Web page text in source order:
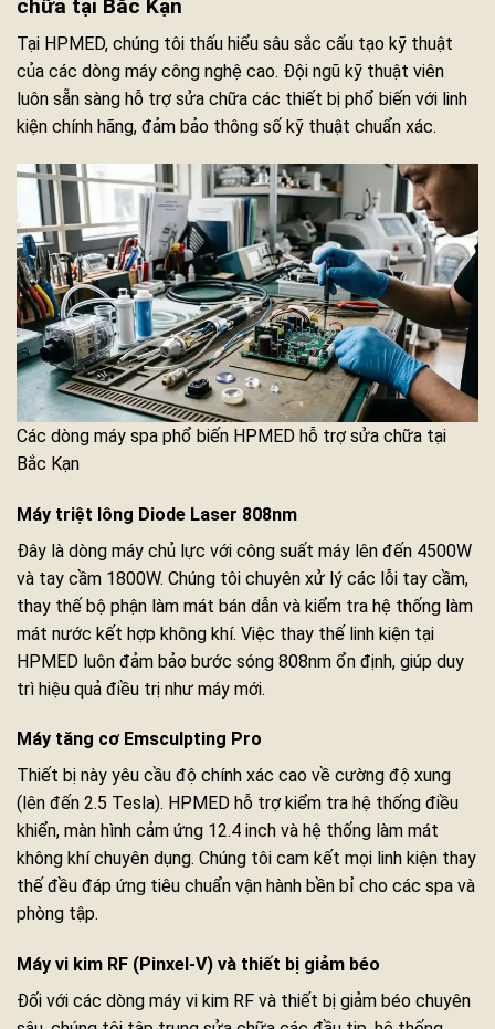
chữa tại Bắc Kạn
Tại HPMED, chúng tôi thấu hiểu sâu sắc cấu tạo kỹ thuật
của các dòng máy công nghệ cao. Đội ngũ kỹ thuật viên
luôn sẵn sàng hỗ trợ sửa chữa các thiết bị phổ biến với linh
kiện chính hãng, đảm bảo thông số kỹ thuật chuẩn xác.
Các dòng máy spa phổ biến HPMED hỗ trợ sửa chữa tại
Bắc Kạn
Máy triệt lông Diode Laser 808nm
Đây là dòng máy chủ lực với công suất máy lên đến 4500W
và tay cầm 1800W. Chúng tôi chuyên xử lý các lỗi tay cầm,
thay thế bộ phận làm mát bán dẫn và kiểm tra hệ thống làm
mát nước kết hợp không khí. Việc thay thế linh kiện tại
HPMED luôn đảm bảo bước sóng 808nm ổn định, giúp duy
trì hiệu quả điều trị như máy mới.
Máy tăng cơ Emsculpting Pro
Thiết bị này yêu cầu độ chính xác cao về cường độ xung
(lên đến 2.5 Tesla). HPMED hỗ trợ kiểm tra hệ thống điều
khiển, màn hình cảm ứng 12.4 inch và hệ thống làm mát
không khí chuyên dụng. Chúng tôi cam kết mọi linh kiện thay
thế đều đáp ứng tiêu chuẩn vận hành bền bỉ cho các spa và
phòng tập.
Máy vi kim RF (Pinxel-V) và thiết bị giảm béo
Đối với các dòng máy vi kim RF và thiết bị giảm béo chuyên